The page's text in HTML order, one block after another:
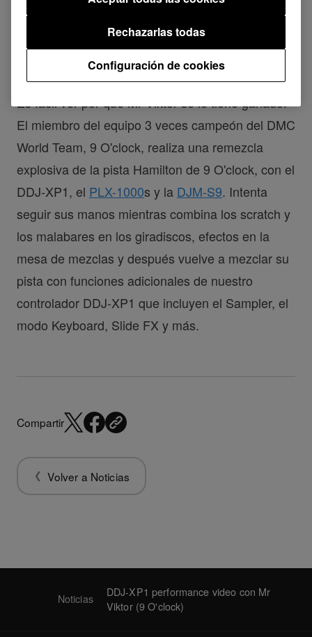
Es fácil ver por qué Mr Viktor se lo tiene ganado.
El miembro del equipo 3 veces campeón del DMC
World Team, 9 O'clock, realiza una remezcla
explosiva de la pista Hamilton de 9 O'clock, con el
DDJ-XP1, el PLX-1000s y la DJM-S9. Intenta
seguir sus manos mientras combina los scratch y
los malabares en los giradiscos, efectos en la
mesa de mezclas y después vuelve a mezclar su
pista con funciones adicionales de nuestro
controlador DDJ-XP1 que incluyen el Sampler, el
modo Keyboard, Slide FX y más.
Compartir
Volver a Noticias
Noticias
DDJ-XP1 performance video con Mr
Viktor (9 O'clock)
Configuración de cookies
Rechazarlas todas